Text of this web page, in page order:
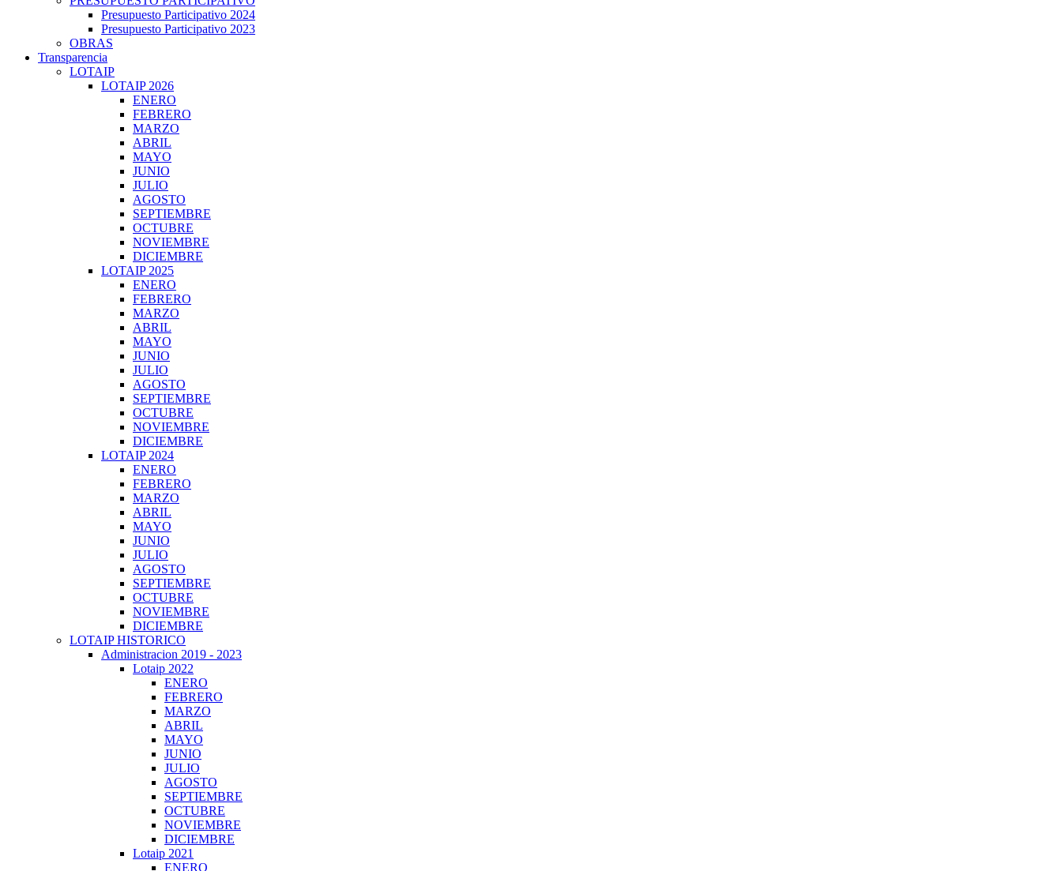
Presupuesto Participativo 2024
Presupuesto Participativo 2023
OBRAS
Transparencia
LOTAIP
LOTAIP 2026
ENERO
FEBRERO
MARZO
ABRIL
MAYO
JUNIO
JULIO
AGOSTO
SEPTIEMBRE
OCTUBRE
NOVIEMBRE
DICIEMBRE
LOTAIP 2025
ENERO
FEBRERO
MARZO
ABRIL
MAYO
JUNIO
JULIO
AGOSTO
SEPTIEMBRE
OCTUBRE
NOVIEMBRE
DICIEMBRE
LOTAIP 2024
ENERO
FEBRERO
MARZO
ABRIL
MAYO
JUNIO
JULIO
AGOSTO
SEPTIEMBRE
OCTUBRE
NOVIEMBRE
DICIEMBRE
LOTAIP HISTORICO
Administracion 2019 - 2023
Lotaip 2022
ENERO
FEBRERO
MARZO
ABRIL
MAYO
JUNIO
JULIO
AGOSTO
SEPTIEMBRE
OCTUBRE
NOVIEMBRE
DICIEMBRE
Lotaip 2021
ENERO